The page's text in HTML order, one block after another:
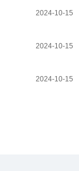
2024-10-15
2024-10-15
2024-10-15